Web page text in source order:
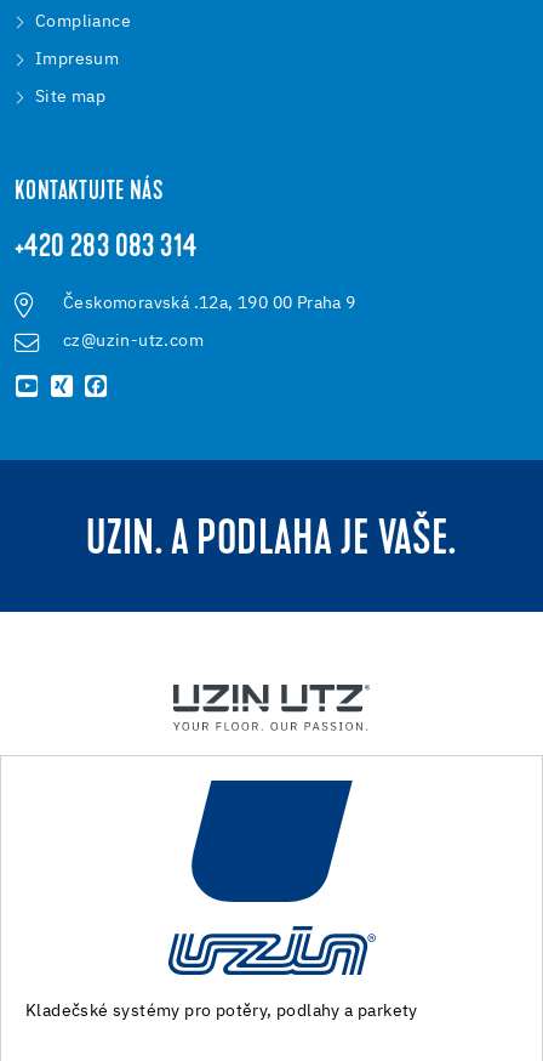
Compliance
Impresum
Site map
KONTAKTUJTE NÁS
+420 283 083 314
Českomoravská .12a, 190 00 Praha 9
cz@uzin-utz.com
UZIN. A PODLAHA JE VAŠE.
Stroje a speciální nářadí pro přípravu podkladu a pokládku